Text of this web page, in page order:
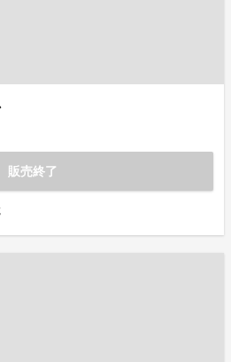
販売終了